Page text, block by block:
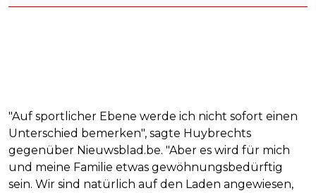
"Auf sportlicher Ebene werde ich nicht sofort einen
Unterschied bemerken", sagte Huybrechts
gegenüber Nieuwsblad.be. "Aber es wird für mich
und meine Familie etwas gewöhnungsbedürftig
sein. Wir sind natürlich auf den Laden angewiesen,